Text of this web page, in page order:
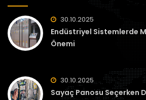
30.10.2025
Endüstriyel Sistemlerde
Önemi
30.10.2025
Sayaç Panosu Seçerken